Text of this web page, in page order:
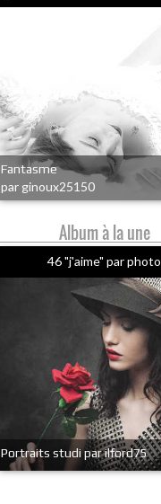
Fantasme
par ginoux25150
Album à la une
46 "j'aime" par photo
Portraits studi par ilford75